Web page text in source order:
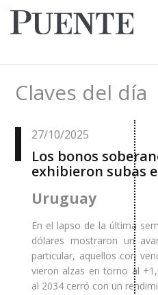
Claves del día
27/10/2025
Los bonos
exhibieron subas
Uruguay
En el lapso de la última
dólares mostraron un
particular, aquellos con
vieron alzas en torno al
al 2034 cerró con un